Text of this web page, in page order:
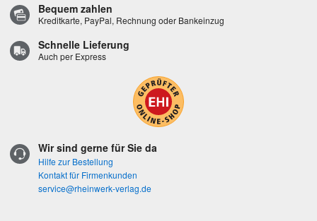
Bequem zahlen
Kreditkarte, PayPal, Rechnung oder Bankeinzug
Schnelle Lieferung
Auch per Express
Wir sind gerne für Sie da
Hilfe zur Bestellung
Kontakt für Firmenkunden
service@rheinwerk-verlag.de